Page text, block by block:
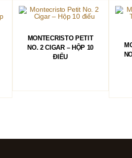
MONTECRISTO PETIT
NO. 2 CIGAR – HỘP 10
ĐIẾU